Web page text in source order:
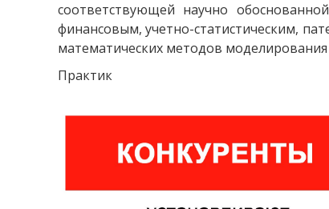
соответствующей научно
финансовым, учетно-статистическим,
математических методов
Практик